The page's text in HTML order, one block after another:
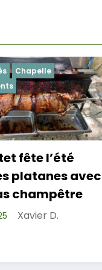
Actualités
Repas de
réussi pour les
de Lagastet !